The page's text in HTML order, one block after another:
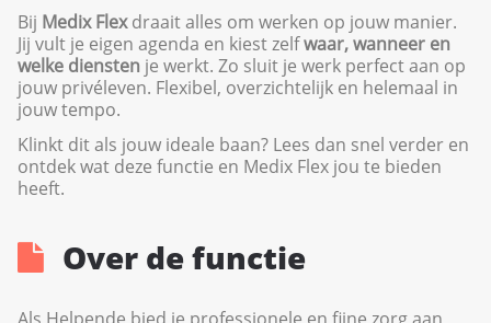
Bij Medix Flex draait alles om werken op jouw manier.
Jij vult je eigen agenda en kiest zelfwaar, wanneer en
welke diensten je werkt. Zo sluit je werk perfect aan op
jouw privéleven. Flexibel, overzichtelijk en helemaal in
jouw tempo.
Klinkt dit als jouw ideale baan? Lees dan snel verder en
ontdek wat deze functie en Medix Flex jou te bieden
heeft.
Over de functie